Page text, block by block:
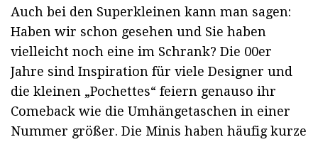
Auch bei den Superkleinen kann man sagen:
Haben wir schon gesehen und Sie haben
vielleicht noch eine im Schrank? Die 00er
Jahre sind Inspiration für viele Designer und
die kleinen „Pochettes“ feiern genauso ihr
Comeback wie die Umhängetaschen in einer
Nummer größer. Die Minis haben häufig kurze